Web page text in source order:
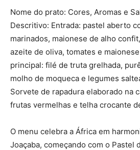
Nome do prato: Cores, Aromas e
Descritivo: Entrada: pastel aberto
marinados, maionese de alho
azeite de oliva, tomates e
principal: filé de truta grelhada,
molho de moqueca e legumes
Sorvete de rapadura elaborado na
frutas vermelhas e telha crocante
O menu celebra a África em
Joaçaba, começando com o Pastel